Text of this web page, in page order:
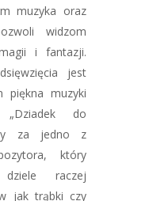
muzyka oraz
widzom
i fantazji.
jest
piękna muzyki
„Dziadek do
za jedno z
który
raczej
jak trąbki czy